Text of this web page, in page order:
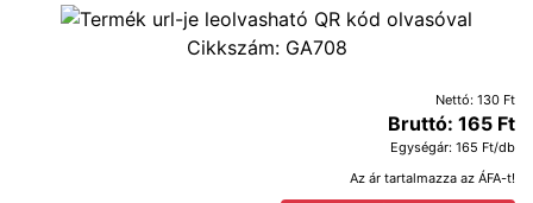
Cikkszám: GA708
Nettó: 130 Ft
Bruttó: 165 Ft
Egységár: 165 Ft/db
Az ár tartalmazza az ÁFA-t!